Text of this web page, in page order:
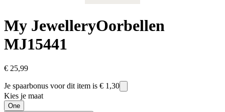
My JewelleryOorbellen
MJ15441
€ 25,99
Je spaarbonus voor dit item is € 1,30
Kies je maat
One